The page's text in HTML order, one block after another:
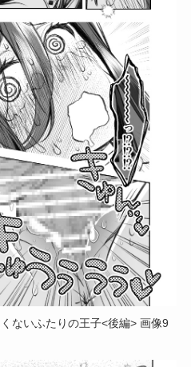
ないふたりの王子<後編> 画像9